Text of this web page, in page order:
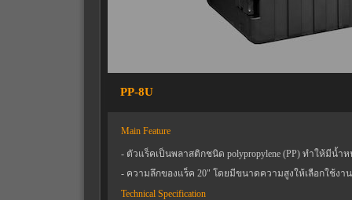
PP-8U
Main Feature
- ตัวแร็คเป็นพลาสติกชนิด polypropylene (PP) ทำให้มีน้
- ความลึกของแร็ค 20" โดยมีขนาดความสูงให้เลือกใช้งา
Technical Specification